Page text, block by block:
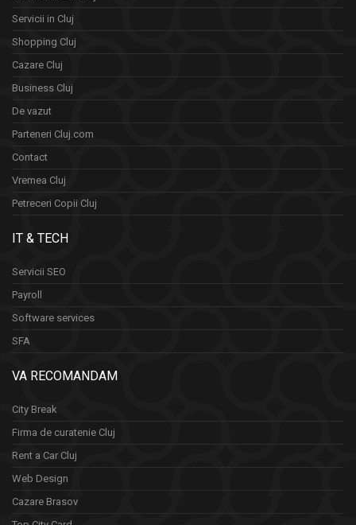
Servicii in Cluj
Shopping Cluj
Cazare Cluj
Business Cluj
De vazut
Parteneri Cluj.com
Contact
Vremea Cluj
Petreceri Copii Cluj
IT & TECH
Servicii SEO
Payroll
Software services
SFA
VA RECOMANDAM
City Break
Firma de curatenie Cluj
Rent a Car Cluj
Web Design
Cazare Brasov